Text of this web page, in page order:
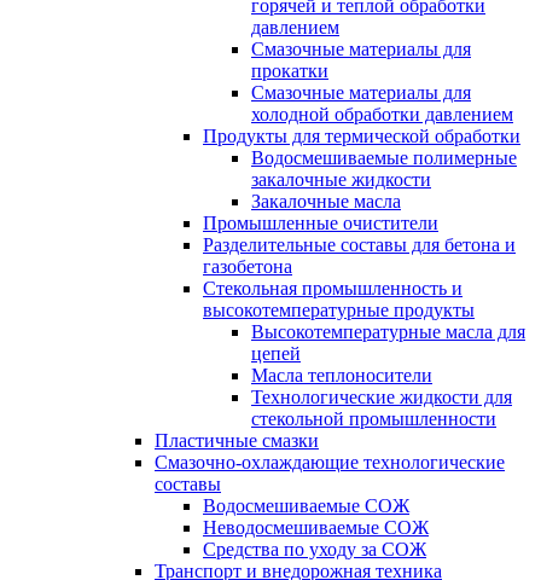
горячей и теплой обработки
давлением
Смазочные материалы для
прокатки
Смазочные материалы для
холодной обработки давлением
Продукты для термической обработки
Водосмешиваемые полимерные
закалочные жидкости
Закалочные масла
Промышленные очистители
Разделительные составы для бетона и
газобетона
Стекольная промышленность и
высокотемпературные продукты
Высокотемпературные масла для
цепей
Масла теплоносители
Технологические жидкости для
стекольной промышленности
Пластичные смазки
Смазочно-охлаждающие технологические
составы
Водосмешиваемые СОЖ
Неводосмешиваемые СОЖ
Средства по уходу за СОЖ
Транспорт и внедорожная техника